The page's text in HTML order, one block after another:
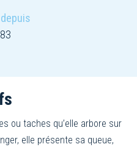
ou taches qu’elle arbore sur
elle présente sa queue,